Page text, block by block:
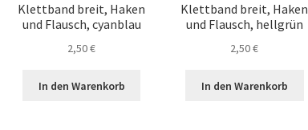
Klettband breit, Haken
und Flausch, cyanblau
2,50€
In den Warenkorb
Klettband breit, Haken
und Flausch, hellgrün
2,50€
In den Warenkorb